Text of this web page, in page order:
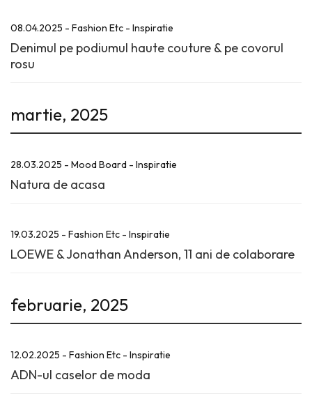
08.04.2025 - Fashion Etc - Inspiratie
Denimul pe podiumul haute couture & pe covorul
rosu
martie, 2025
28.03.2025 - Mood Board - Inspiratie
Natura de acasa
19.03.2025 - Fashion Etc - Inspiratie
LOEWE & Jonathan Anderson, 11 ani de colaborare
februarie, 2025
12.02.2025 - Fashion Etc - Inspiratie
ADN-ul caselor de moda